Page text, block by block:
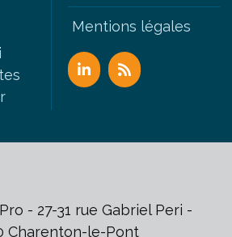
Mentions légales
- 27-31 rue Gabriel Peri -
Charenton-le-Pont